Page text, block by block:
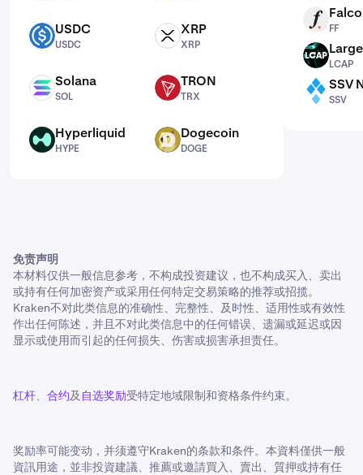
USDC USDC
USDC
XRP XRP
XRP
SOL Solana
SOL
TRX TRON
TRX
HYPE Hyperliquid
HYPE
DOGE Dogecoin
DOGE
FF
FF
LCAP
LCAP
SSV SSV
SSV
免责声明
本材料仅供一般信息参考，不构成投资建议，也不构成买入、卖出
或持有任何加密资产或采用任何特定交易策略的推荐或招揽。
Kraken不对此类信息的准确性、完整性、及时性、适用性或有效性
作出任何陈述，并且不对此类信息中的任何错误、遗漏或延迟或因
显示或使用而引起的任何损失、伤害或损害承担责任。
杠杆、 合约及 自选奖励受特定地域限制和资格条件约束。
奖励率可能变动，并须遵守Kraken的条款和条件。本資料僅供一般
資訊用途，並非投資建議、推薦或邀請買入、賣出、質押或持有任